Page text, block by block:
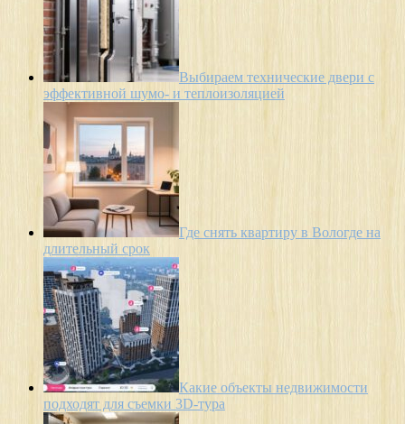
Выбираем технические двери с
эффективной шумо- и теплоизоляцией
Где снять квартиру в Вологде на
длительный срок
Какие объекты недвижимости
подходят для съемки 3D-тура